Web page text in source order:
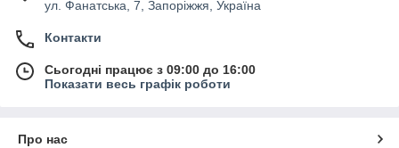
ул. Фанатська, 7, Запоріжжя, Україна
Контакти
Сьогодні працює з 09:00 до 16:00
Показати весь графік роботи
Про нас